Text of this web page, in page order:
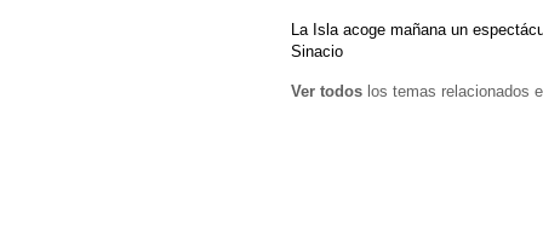
La Isla acoge mañana un
Sinacio
Ver todos los temas relacionados